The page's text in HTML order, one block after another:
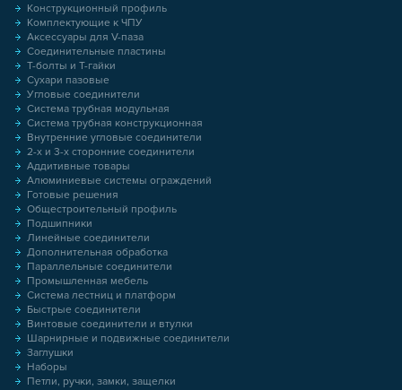
Конструкционный профиль
Комплектующие к ЧПУ
Аксессуары для V-паза
Соединительные пластины
Т-болты и Т-гайки
Сухари пазовые
Угловые соединители
Система трубная модульная
Система трубная конструкционная
Внутренние угловые соединители
2-х и 3-х сторонние соединители
Аддитивные товары
Алюминиевые системы ограждений
Готовые решения
Общестроительный профиль
Подшипники
Линейные соединители
Дополнительная обработка
Параллельные соединители
Промышленная мебель
Система лестниц и платформ
Быстрые соединители
Винтовые соединители и втулки
Шарнирные и подвижные соединители
Заглушки
Наборы
Петли, ручки, замки, защелки